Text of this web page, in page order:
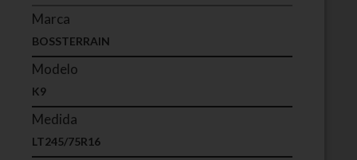
Marca
BOSSTERRAIN
Modelo
K9
Medida
LT245/75R16